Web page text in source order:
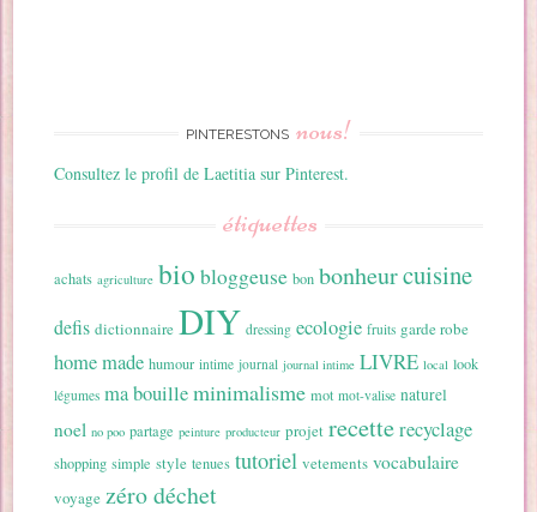
PINTERESTONS nous!
Consultez le profil de Laetitia sur Pinterest.
étiquettes
achats agriculture bio bloggeuse bon bonheurcuisine
defis dictionnaire DIY dressing ecologie fruits garde robe
home made humour intime journal journal intime LIVRE local look
légumes ma bouilleminimalisme mot mot-valise naturel
noel no poo partage peinture producteur projet recetterecyclage
shopping simple style tenues tutoriel vetements vocabulaire
voyage zéro déchet